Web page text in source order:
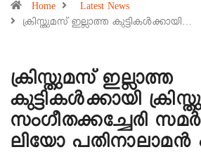
Home
Latest News
ക്രിസ്തുമസ് ഇല്ലാത്ത കുട്ടികള്‍ക്കായി…
ക്രിസ്തുമസ് ഇല്ലാത്ത
കുട്ടികള്‍ക്കായി
സംഗീതക്കച്ചേരി
ലിയോ പതിനാലാമന്‍